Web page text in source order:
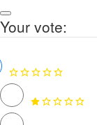
Your vote: